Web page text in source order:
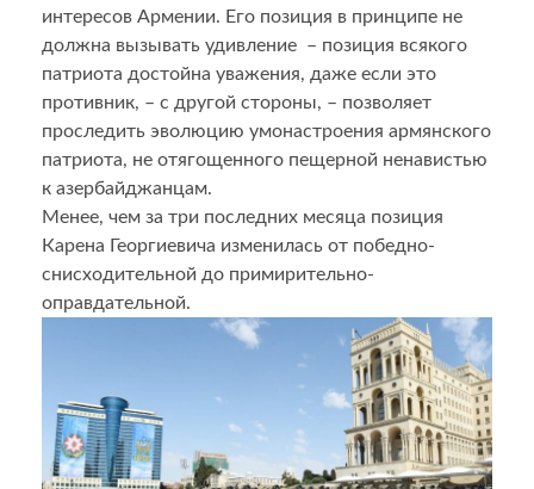
интересов Армении. Его позиция в принципе не
должна вызывать удивление – позиция всякого
патриота достойна уважения, даже если это
противник, – с другой стороны, – позволяет
проследить эволюцию умонастроения армянского
патриота, не отягощенного пещерной ненавистью
к азербайджанцам.
Менее, чем за три последних месяца позиция
Карена Георгиевича изменилась от победно-
снисходительной до примирительно-
оправдательной.